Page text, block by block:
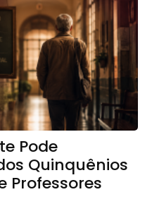
Pode
Quinquênios
Professores